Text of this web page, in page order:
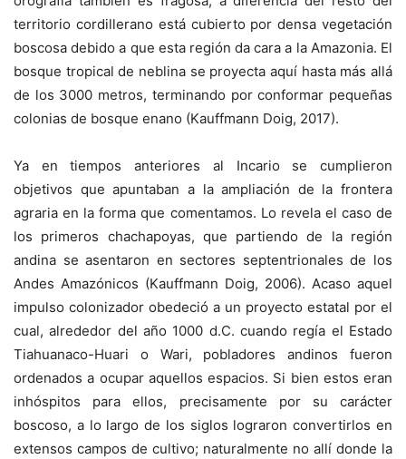
territorio cordillerano está cubierto por densa vegetación
boscosa debido a que esta región da cara a la Amazonia. El
bosque tropical de neblina se proyecta aquí hasta más allá
de los 3000 metros, terminando por conformar pequeñas
colonias de bosque enano (Kauffmann Doig, 2017).
Ya en tiempos anteriores al Incario se cumplieron
objetivos que apuntaban a la ampliación de la frontera
agraria en la forma que comentamos. Lo revela el caso de
los primeros chachapoyas, que partiendo de la región
andina se asentaron en sectores septentrionales de los
Andes Amazónicos (Kauffmann Doig, 2006). Acaso aquel
impulso colonizador obedeció a un proyecto estatal por el
cual, alrededor del año 1000 d.C. cuando regía el Estado
Tiahuanaco-Huari o Wari, pobladores andinos fueron
ordenados a ocupar aquellos espacios. Si bien estos eran
inhóspitos para ellos, precisamente por su carácter
boscoso, a lo largo de los siglos lograron convertirlos en
extensos campos de cultivo; naturalmente no allí donde la